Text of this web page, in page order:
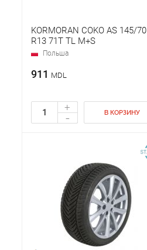
KORMORAN COKO AS 145/70
R13 71T TL M+S
Польша
911 MDL
+
- В КОРЗИНУ